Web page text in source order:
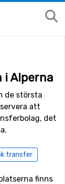
Alperna
de största
att
det
transfer
finns